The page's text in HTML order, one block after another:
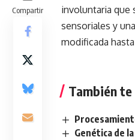
Compartir
involuntaria que
sensoriales y
modificada
También
Genética de